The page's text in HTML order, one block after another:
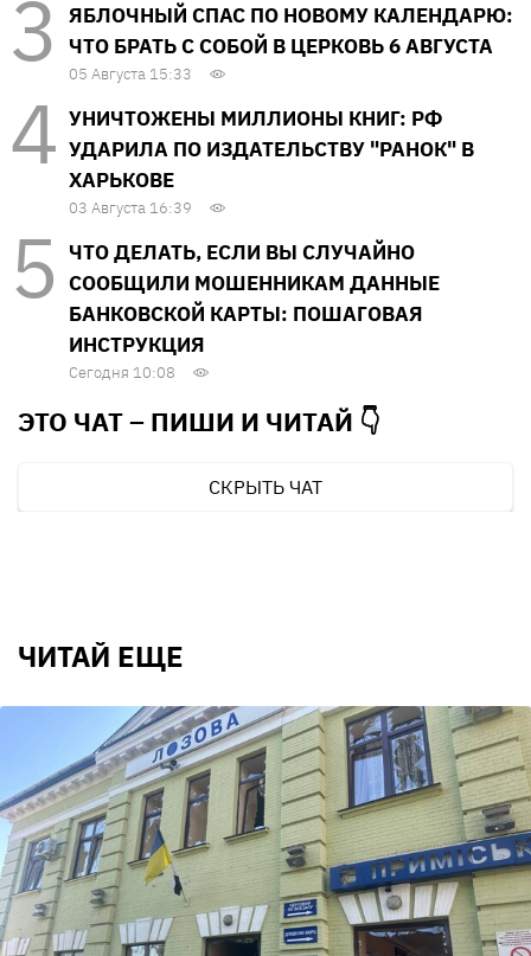
ЯБЛОЧНЫЙ СПАС ПО НОВОМУ КАЛЕНДАРЮ:
ЧТО БРАТЬ С СОБОЙ В ЦЕРКОВЬ 6 АВГУСТА
05 Августа 15:33
УНИЧТОЖЕНЫ МИЛЛИОНЫ КНИГ: РФ
УДАРИЛА ПО ИЗДАТЕЛЬСТВУ "РАНОК" В
ХАРЬКОВЕ
03 Августа 16:39
ЧТО ДЕЛАТЬ, ЕСЛИ ВЫ СЛУЧАЙНО
СООБЩИЛИ МОШЕННИКАМ ДАННЫЕ
БАНКОВСКОЙ КАРТЫ: ПОШАГОВАЯ
ИНСТРУКЦИЯ
Сегодня 10:08
ЭТО ЧАТ – ПИШИ И ЧИТАЙ 👇
СКРЫТЬ ЧАТ
ЧИТАЙ ЕЩЕ